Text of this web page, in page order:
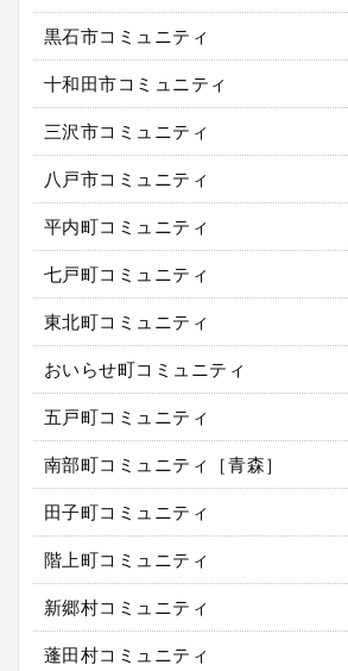
黒石市コミュニティ
十和田市コミュニティ
三沢市コミュニティ
八戸市コミュニティ
平内町コミュニティ
七戸町コミュニティ
東北町コミュニティ
おいらせ町コミュニティ
五戸町コミュニティ
南部町コミュニティ［青森］
田子町コミュニティ
階上町コミュニティ
新郷村コミュニティ
蓬田村コミュニティ